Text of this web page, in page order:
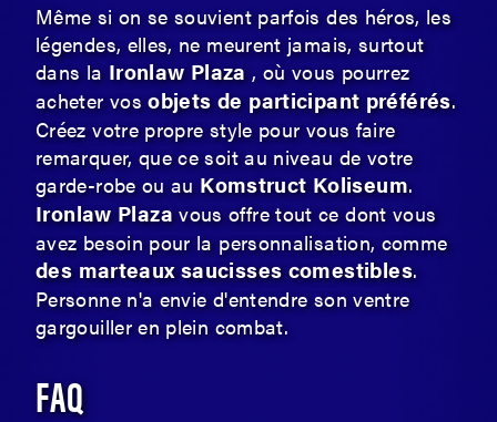
Même si on se souvient parfois des héros, les
légendes, elles, ne meurent jamais, surtout
dans la Ironlaw Plaza, où vous pourrez
acheter vosobjets de participant préférés.
Créez votre propre style pour vous faire
remarquer, que ce soit au niveau de votre
garde-robe ou au Komstruct Koliseum.
Ironlaw Plazavous offre tout ce dont vous
avez besoin pour la personnalisation, comme
des marteaux saucisses comestibles.
Personne n'a envie d'entendre son ventre
gargouiller en plein combat.
FAQ